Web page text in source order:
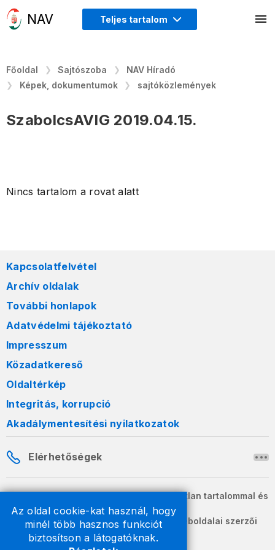
Az oldal cookie-kat használ, hogy
minél több hasznos funkciót
biztosítson a látogatóknak.
Teljes tartalom
Főoldal Sajtószoba
NAV Híradó
Képek, dokumentumok
sajtóközlemények
SzabolcsAVIG 2019.04.15.
Nincs tartalom a rovat alatt
Kapcsolatfelvétel
Archív oldalak
További honlapok
Adatvédelmi tájékoztató
Impresszum
Közadatkereső
Oldaltérkép
Integritás, korrupció
Akadálymentesítési nyilatkozatok
Elérhetőségek
A honlapon szereplő információk változatlan tartalommal és
formában szabadon terjeszthetők.
2026 © A Nemzeti Adó- és Vámhivatal weboldalai szerzői
jogvédelem alatt állnak.